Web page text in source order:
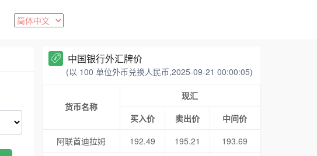
中国银行外汇牌价
(以 100 单位外币兑换人民币,2025-09-21 00:00:05)
货币名称
现汇
买入价
卖出价
中间价
阿联酋迪拉姆
192.49 195.21
193.69